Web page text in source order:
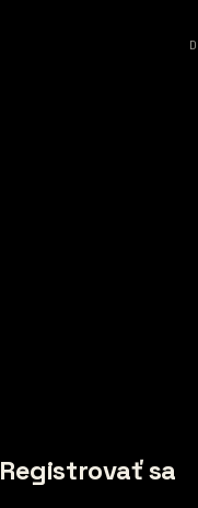
Registrovať sa